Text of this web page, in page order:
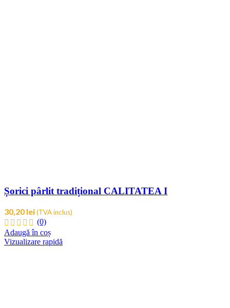
Șorici pârlit tradițional CALITATEA I
30,20 lei(TVA inclus)
(0)
Adaugă în coș
Vizualizare rapidă